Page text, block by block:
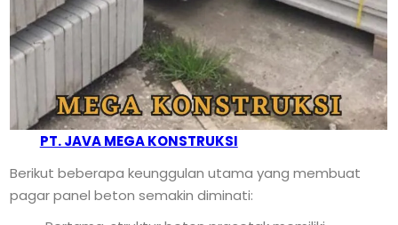
PT. JAVA MEGA KONSTRUKSI
Berikut beberapa keunggulan utama yang membuat
pagar panel beton semakin diminati: